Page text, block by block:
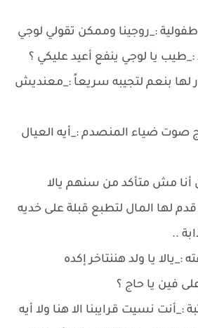
:_روجينا وممكن تقولي لوجي
يا لوجي ينفع أعيد عليكي ؟
لها بنعم لتجيبه سريعاً :_معنديش
صوت ضياء المنصدم :_أيه العيال
أنا مش متأكد من سنهم يالا
لها المال لتطبع قبلة على خديه
..
يا ولد هننتاخر إكده
فين يا حاج ؟
:_أنت نسيت قرايبنا الا هنا ولا أيه